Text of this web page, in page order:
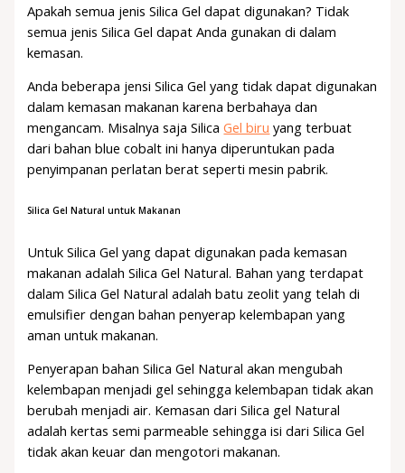
Apakah semua jenis Silica Gel dapat digunakan? Tidak
semua jenis Silica Gel dapat Anda gunakan di dalam
kemasan.
Anda beberapa jensi Silica Gel yang tidak dapat digunakan
dalam kemasan makanan karena berbahaya dan
mengancam. Misalnya saja SilicaGel biru yang terbuat
dari bahan blue cobalt ini hanya diperuntukan pada
penyimpanan perlatan berat seperti mesin pabrik.
Silica Gel Natural untuk Makanan
Untuk Silica Gel yang dapat digunakan pada kemasan
makanan adalah Silica Gel Natural. Bahan yang terdapat
dalam Silica Gel Natural adalah batu zeolit yang telah di
emulsifier dengan bahan penyerap kelembapan yang
aman untuk makanan.
Penyerapan bahan Silica Gel Natural akan mengubah
kelembapan menjadi gel sehingga kelembapan tidak akan
berubah menjadi air. Kemasan dari Silica gel Natural
adalah kertas semi parmeable sehingga isi dari Silica Gel
tidak akan keuar dan mengotori makanan.